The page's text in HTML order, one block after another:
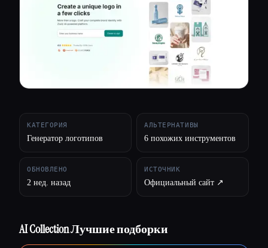
Esc
КАТЕГОРИЯ
Генератор логотипов
АЛЬТЕРНАТИВЫ
6 похожих инструментов
ОБНОВЛЕНО
2 нед. назад
ИСТОЧНИК
Официальный сайт ↗︎
AI Collection Лучшие подборки